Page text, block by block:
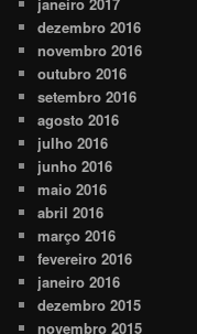
janeiro 2017
dezembro 2016
novembro 2016
outubro 2016
setembro 2016
agosto 2016
julho 2016
junho 2016
maio 2016
abril 2016
março 2016
fevereiro 2016
janeiro 2016
dezembro 2015
novembro 2015